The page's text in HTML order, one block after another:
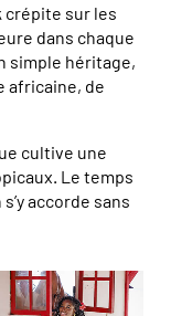
crépite sur les
dans chaque
simple héritage,
africaine, de
cultive une
Le temps
accorde sans